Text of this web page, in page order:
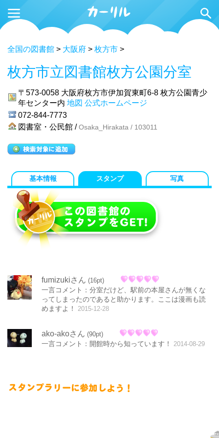
全国の図書館 > 大阪府 > 枚方市 >
枚方市立図書館枚方公園分室
〒573-0058 大阪府枚方市伊加賀東町6-8 枚方公園青少
年センター内 地図 公式ホームページ
072-844-7773
図書室・公民館 / Osaka_Hirakata / 103011
基本情報 スタンプ 写真
fumizukiさん (16pt)
一言コメント：分室だけど、駅前の本屋さんが無くな
ってしまったのであると助かります。ここは漫画も読
めますよ！
2015-12-28
ako-akoさん (90pt)
一言コメント：開館時から知っています！ 2014-08-29